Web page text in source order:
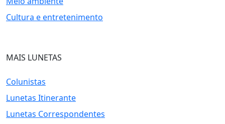
Cultura e entretenimento
MAIS LUNETAS
Colunistas
Lunetas Itinerante
Lunetas Correspondentes